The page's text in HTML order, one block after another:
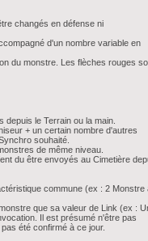
changés en défense ni
d'un nombre variable en
du monstre. Les flèches rouges
le Terrain ou la main.
+ un certain nombre d'autres
souhaité.
de même niveau.
du être envoyés au Cimetière
commune (ex : 2 Monstre
que sa valeur de Link (ex :
Il est présumé n'être pas
été confirmé à ce jour.